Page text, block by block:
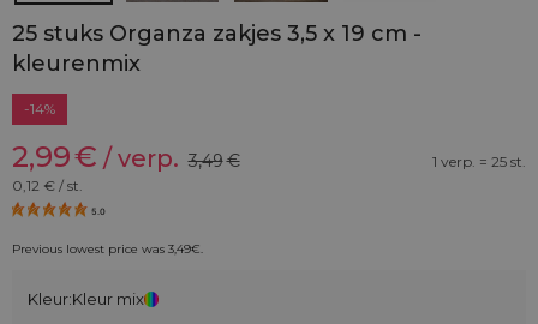
25 stuks Organza zakjes 3,5 x 19 cm -
kleurenmix
-14%
2,99€ / verp. 3,49€
1 verp. = 25 st.
0,12 € / st.
5.0
Previous lowest price was 3,49€.
Kleur:Kleur mix